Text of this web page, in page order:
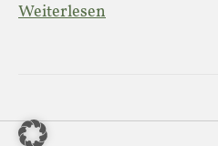
Weiterlesen